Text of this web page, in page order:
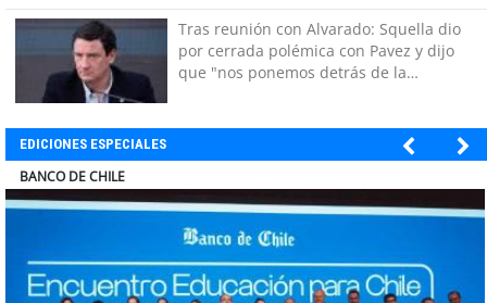
Tras reunión con Alvarado: Squella dio
por cerrada polémica con Pavez y dijo
que "nos ponemos detrás de la
EDICIONES ESPECIALES
ELECTROLUX